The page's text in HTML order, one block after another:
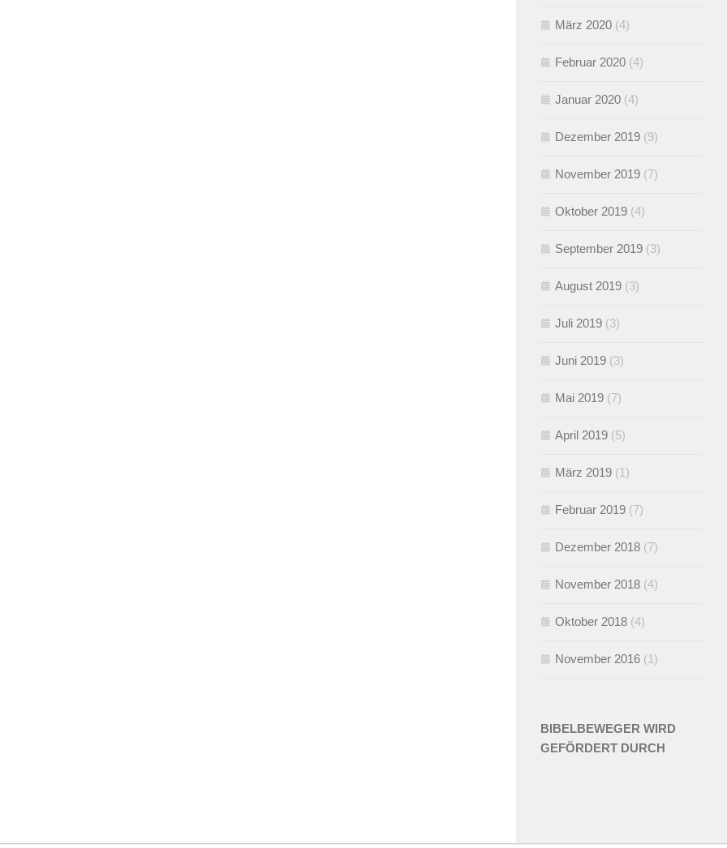
März 2020 (4)
Februar 2020 (4)
Januar 2020 (4)
Dezember 2019 (9)
November 2019 (7)
Oktober 2019 (4)
September 2019 (3)
August 2019 (3)
Juli 2019 (3)
Juni 2019 (3)
Mai 2019 (7)
April 2019 (5)
März 2019 (1)
Februar 2019 (7)
Dezember 2018 (7)
November 2018 (4)
Oktober 2018 (4)
November 2016 (1)
BIBELBEWEGER WIRD
GEFÖRDERT DURCH